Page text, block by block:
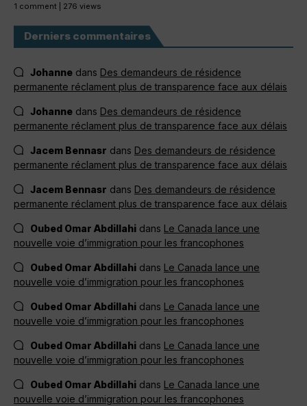
1 comment 276 views
Derniers commentaires
Johanne dans Des demandeurs de résidence
permanente réclament plus de transparence face aux délais
Johanne dans Des demandeurs de résidence
permanente réclament plus de transparence face aux délais
Jacem Bennasr dans Des demandeurs de résidence
permanente réclament plus de transparence face aux délais
Jacem Bennasr dans Des demandeurs de résidence
permanente réclament plus de transparence face aux délais
Oubed Omar Abdillahi dans Le Canada lance une
nouvelle voie d’immigration pour les francophones
Oubed Omar Abdillahi dans Le Canada lance une
nouvelle voie d’immigration pour les francophones
Oubed Omar Abdillahi dans Le Canada lance une
nouvelle voie d’immigration pour les francophones
Oubed Omar Abdillahi dans Le Canada lance une
nouvelle voie d’immigration pour les francophones
Oubed Omar Abdillahi dans Le Canada lance une
nouvelle voie d’immigration pour les francophones